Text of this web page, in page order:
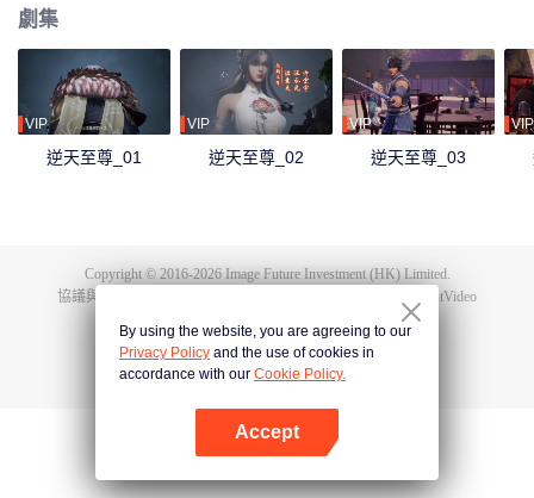
宙入侵時，鴻蒙至尊被混沌至尊和始源至尊設計聯手殺害，並詛咒其萬世輪
迴。鴻蒙至尊親人手下被殺，家園被奪，理念被改，就連最疼愛的徒兒靈霞天
尊也背叛了他。而且在他萬世輪迴中被世世滅門，直到最後一世轉生到了譚雲
身上。 譚雲是望月鎮小貴族譚家的少爺，但鴻蒙至尊轉生之人需要受到生死刺
激才能覺醒。在婚禮中，譚雲撞見未婚妻與司徒家少爺偷情並被毆打，在將死
之時終於覺醒了鴻蒙至尊的記憶。 原先廢柴的譚雲憑藉著鴻蒙神胎，逆天改
命，擁有了神級的天賦，然後開始修煉前世的功法，快速提升修為。譚雲先是
也收穫了多位風姿卓絕的佳麗。
劇集
VIP
逆天至尊_01
VIP
逆天至尊_02
VIP
逆天至尊_03
VIP
Copyright © 2016-2026Image Future Investment (HK) Limited.
協議與條款
TencentVideo
By using the website, you are agreeing to our
Privacy Policy and the use of cookies in
accordance with our Cookie Policy.
Accept